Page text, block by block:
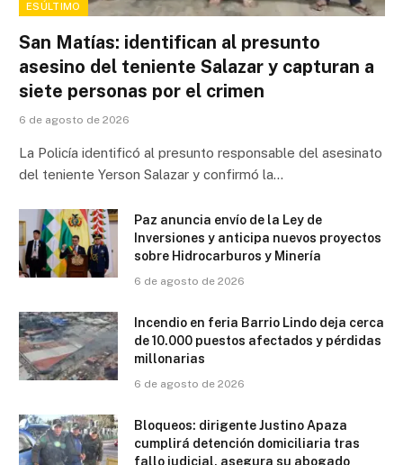
ESÚLTIMO
San Matías: identifican al presunto
asesino del teniente Salazar y capturan a
siete personas por el crimen
6 de agosto de 2026
La Policía identificó al presunto responsable del asesinato
del teniente Yerson Salazar y confirmó la…
Paz anuncia envío de la Ley de
Inversiones y anticipa nuevos proyectos
sobre Hidrocarburos y Minería
6 de agosto de 2026
Incendio en feria Barrio Lindo deja cerca
de 10.000 puestos afectados y pérdidas
millonarias
6 de agosto de 2026
Bloqueos: dirigente Justino Apaza
cumplirá detención domiciliaria tras
fallo judicial, asegura su abogado